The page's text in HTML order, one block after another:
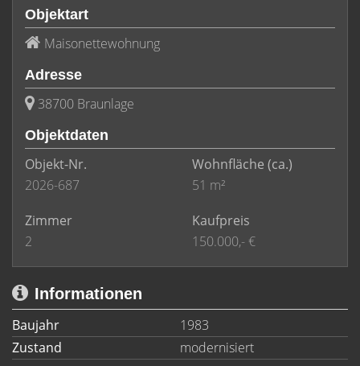
Objektart
Maisonettewohnung
Adresse
38700 Braunlage
Objektdaten
Objekt-Nr.
2026-687
Wohnfläche (ca.)
51 m²
Zimmer
2
Kaufpreis
150.000,- €
Informationen
Baujahr
1983
Zustand
modernisiert